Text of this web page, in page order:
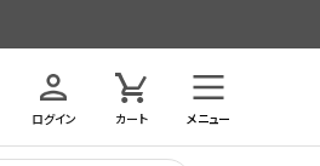
ログイン カート メニュー